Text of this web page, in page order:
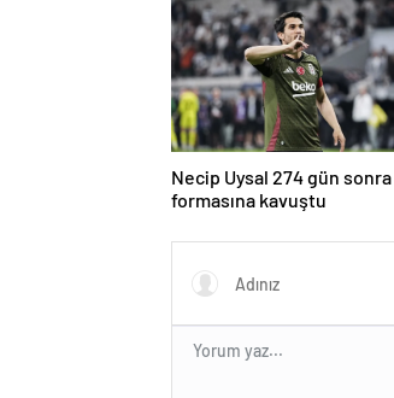
Necip Uysal 274 gün sonra
formasına kavuştu